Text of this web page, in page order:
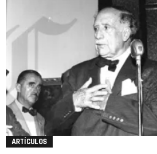
ARTÍCULOS